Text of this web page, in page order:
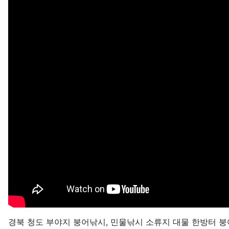
경북 청도 부야지 붕어낚시, 민물낚시 소류지 대물 한방터